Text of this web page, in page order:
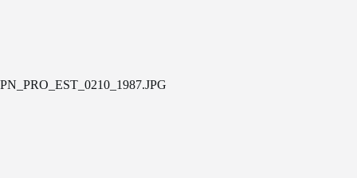
PN_PRO_EST_0210_1987.JPG